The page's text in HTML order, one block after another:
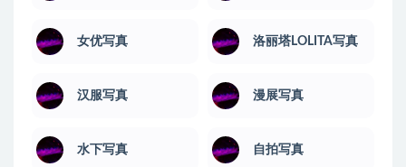
女优写真 洛丽塔LOLITA写真
汉服写真 漫展写真
水下写真 自拍写真